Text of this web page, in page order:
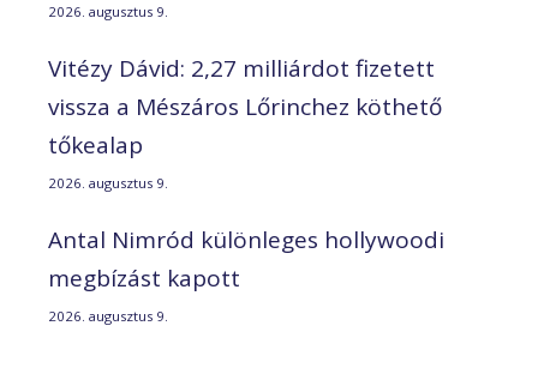
2026. augusztus 9.
Vitézy Dávid: 2,27 milliárdot fizetett
vissza a Mészáros Lőrinchez köthető
tőkealap
2026. augusztus 9.
Antal Nimród különleges hollywoodi
megbízást kapott
2026. augusztus 9.